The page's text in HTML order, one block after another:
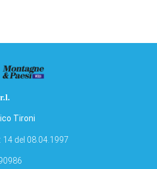
Tironi
14 del 08.04.1997